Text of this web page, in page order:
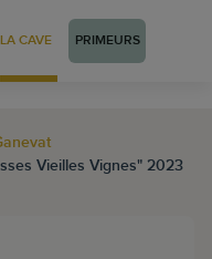
LA CAVE PRIMEURS
Vieilles Vignes" 2023